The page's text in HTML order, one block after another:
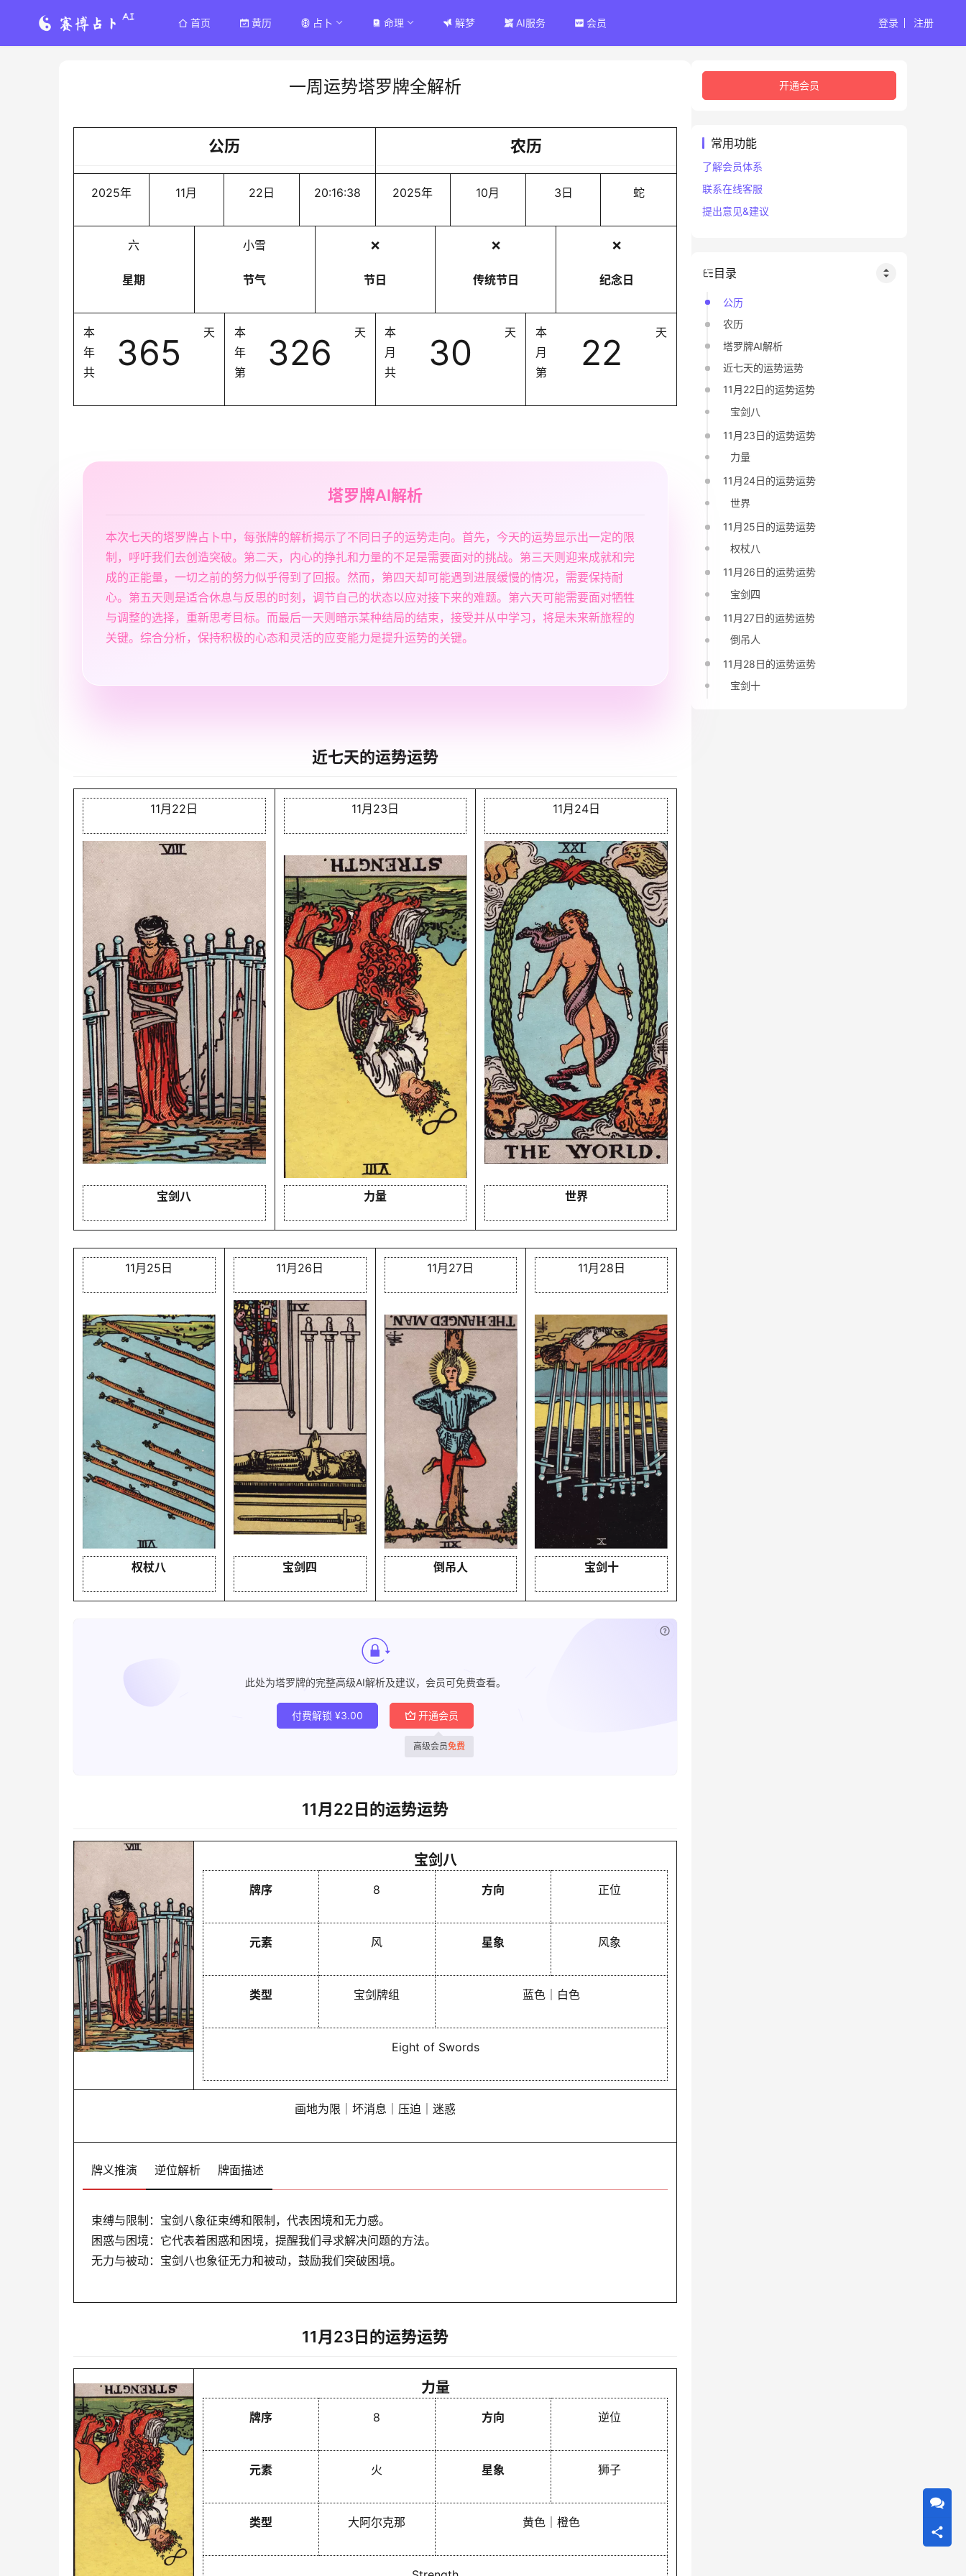
首页 黄历 占卜 命理 解梦 AI服务 会员 登录 注册
一周运势塔罗牌全解析
公历
2025年 11月 22日 20:16:38
农历
2025年 10月 3日 蛇
六
星期
小雪
节气
❌
节日
❌
传统节日
❌
纪念日
本
年
共
365 天
本
年
第
326 天
本
月
共
30 天
本
月
第
22 天
塔罗牌AI解析
本次七天的塔罗牌占卜中，每张牌的解析揭示了不同日子的运势走向。首先，今天的运势显示出一定的限
制，呼吁我们去创造突破。第二天，内心的挣扎和力量的不足是需要面对的挑战。第三天则迎来成就和完
成的正能量，一切之前的努力似乎得到了回报。然而，第四天却可能遇到进展缓慢的情况，需要保持耐
心。第五天则是适合休息与反思的时刻，调节自己的状态以应对接下来的难题。第六天可能需要面对牺牲
与调整的选择，重新思考目标。而最后一天则暗示某种结局的结束，接受并从中学习，将是未来新旅程的
关键。综合分析，保持积极的心态和灵活的应变能力是提升运势的关键。
近七天的运势运势
11月22日
宝剑八
11月23日
力量
11月24日
世界
11月25日
权杖八
11月26日
宝剑四
11月27日
倒吊人
11月28日
宝剑十
此处为塔罗牌的完整高级AI解析及建议，会员可免费查看。
付费解锁 ¥3.00 开通会员
高级会员免费
11月22日的运势运势
宝剑八
牌序 8 方向 正位
元素 风 星象 风象
类型 宝剑牌组 蓝色｜白色
Eight of Swords
画地为限｜坏消息｜压迫｜迷惑
牌义推演 逆位解析 牌面描述
束缚与限制：宝剑八象征束缚和限制，代表困境和无力感。
困惑与困境：它代表着困惑和困境，提醒我们寻求解决问题的方法。
无力与被动：宝剑八也象征无力和被动，鼓励我们突破困境。
11月23日的运势运势
力量
牌序 8 方向 逆位
元素 火 星象 狮子
类型 大阿尔克那 黄色｜橙色
开通会员
常用功能
了解会员体系
联系在线客服
提出意见&建议
目录
公历
农历
塔罗牌AI解析
近七天的运势运势
11月22日的运势运势
宝剑八
11月23日的运势运势
力量
11月24日的运势运势
世界
11月25日的运势运势
权杖八
11月26日的运势运势
宝剑四
11月27日的运势运势
倒吊人
11月28日的运势运势
宝剑十